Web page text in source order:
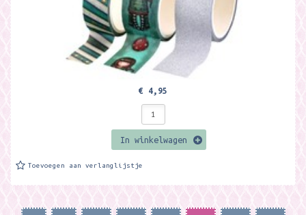
€ 4,95
In winkelwagen
Toevoegen aan verlanglijstje